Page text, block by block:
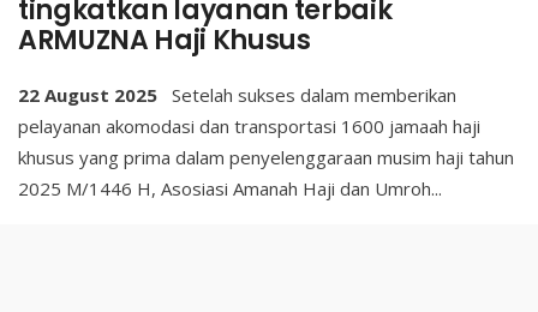
tingkatkan layanan terbaik
ARMUZNA Haji Khusus
22 August 2025 Setelah sukses dalam memberikan
pelayanan akomodasi dan transportasi 1600 jamaah haji
khusus yang prima dalam penyelenggaraan musim haji tahun
2025 M/1446 H, Asosiasi Amanah Haji dan Umroh...